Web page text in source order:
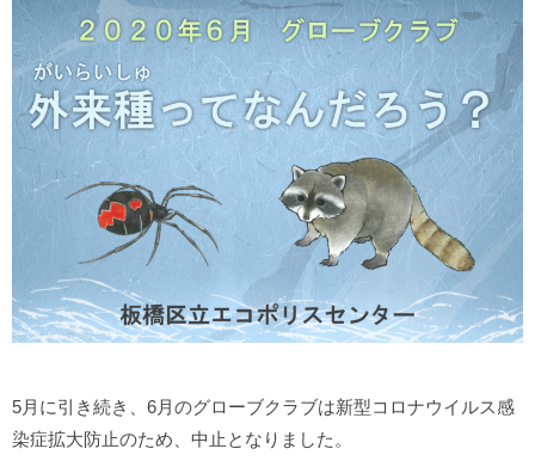
5月に引き続き、6月のグローブクラブは新型コロナウイルス感
染症拡大防止のため、中止となりました。